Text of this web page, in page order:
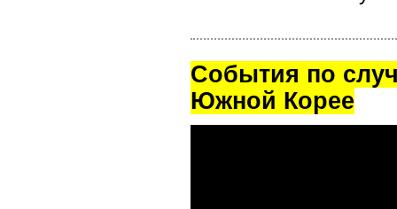
Cобытия по
Южной Корее